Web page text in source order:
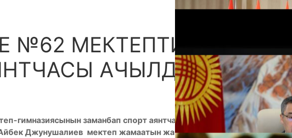
№62 МЕКТЕПТИН ЖАҢЫ
АЧЫЛДЫ
гимназиясынын заманбап спорт аянтчасынын салтанаттуу
Джунушалиев мектеп жамаатын жана окуучуларды жаңы спорт